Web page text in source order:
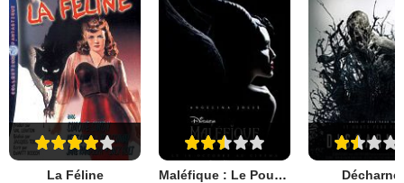
La Féline Maléfique : Le Pouvoir du Mal